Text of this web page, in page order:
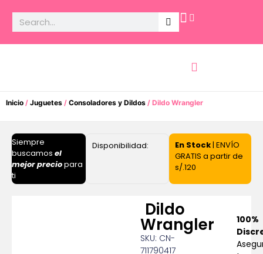
Inicio / Juguetes / Consoladores y Dildos / Dildo Wrangler
Siempre
buscamos el
mejor preciopara
ti
Disponibilidad: En Stock| ENVÍO
GRATIS a partir de
s/.120
Dildo
Wrangler
SKU: CN-
711790417
100%